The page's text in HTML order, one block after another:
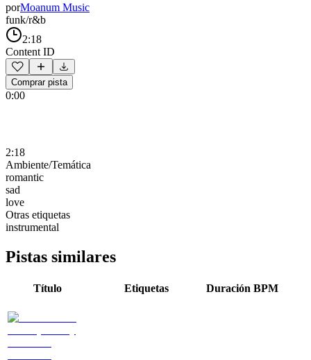
porMoanum Music
funk/r&b
2:18
Content ID
Comprar pista
0:00
2:18
Ambiente/Temática
romantic
sad
love
Otras etiquetas
instrumental
Pistas similares
Título Etiquetas Duración BPM